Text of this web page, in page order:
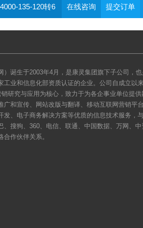
4000-135-120转6 在线咨询 提交订单
诞生于2003年4月，是康灵集团旗下子公司，
业和信息化部资质认证的企业。公司自成立以
研究与应用为核心，致力于为各企事业单位提供
和宣传、网站改版与翻译、移动互联网营销平
、电子商务解决方案等优质的信息技术服务，
搜狗、360、电信、联通、中国数据、万网、中
作伙伴关系。